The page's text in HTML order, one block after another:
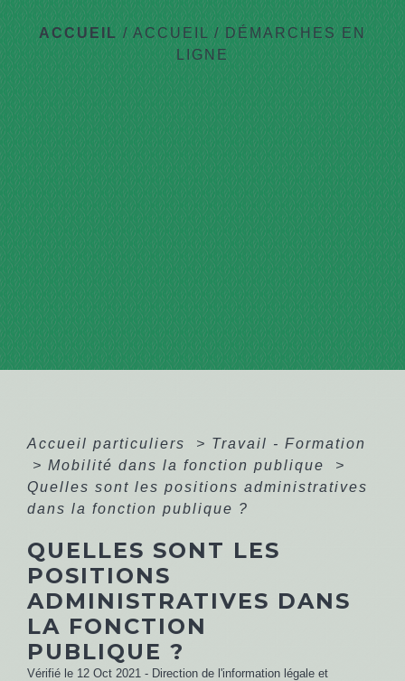
ACCUEIL/ACCUEIL / DÉMARCHES EN
LIGNE
Accueil particuliers > Travail - Formation
> Mobilité dans la fonction publique
>
Quelles sont les positions administratives
dans la fonction publique ?
QUELLES SONT LES
POSITIONS
ADMINISTRATIVES DANS
LA FONCTION
PUBLIQUE ?
Vérifié le 12 Oct 2021 - Direction de l'information légale et